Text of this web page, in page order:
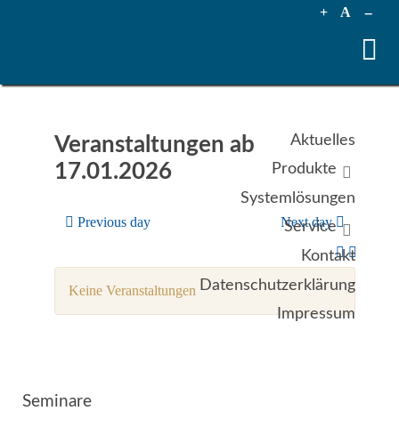
+ A --
Aktuelles
Produkte
Systemlösungen
Service
Kontakt
Datenschutzerklärung
Impressum
Veranstaltungen ab
17.01.2026
Previous day Next day
Keine Veranstaltungen
Seminare